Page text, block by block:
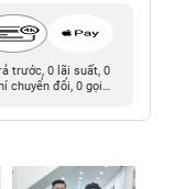
trước, 0 lãi suất, 0
chuyển đổi, 0 gọi